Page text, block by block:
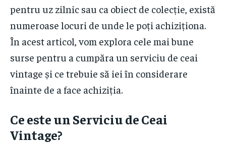
pentru uz zilnic sau ca obiect de colecție, există
numeroase locuri de unde le poți achiziționa.
În acest articol, vom explora cele mai bune
surse pentru a cumpăra un serviciu de ceai
vintage și ce trebuie să iei în considerare
înainte de a face achiziția.
Ce este un Serviciu de Ceai
Vintage?